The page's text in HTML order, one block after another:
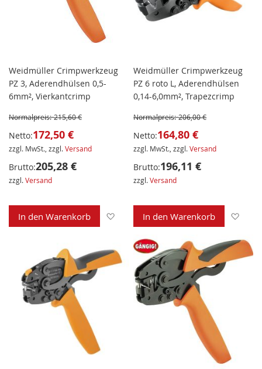
Weidmüller Crimpwerkzeug
PZ 3, Aderendhülsen 0,5-
6mm², Vierkantcrimp
Normalpreis: 215,60 €
Netto:172,50 €
zzgl. MwSt., zzgl.Versand
Brutto:205,28 €
zzgl.Versand
In den Warenkorb Zur Wunschliste hinzufügen
Weidmüller Crimpwerkzeug
PZ 6 roto L, Aderendhülsen
0,14-6,0mm², Trapezcrimp
Normalpreis: 206,00 €
Netto:164,80 €
zzgl. MwSt., zzgl.Versand
Brutto:196,11 €
zzgl.Versand
In den Warenkorb